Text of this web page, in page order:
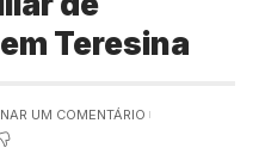
Teresina
UM COMENTÁRIO